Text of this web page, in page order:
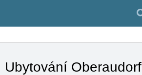
Ubytování Oberaudorf